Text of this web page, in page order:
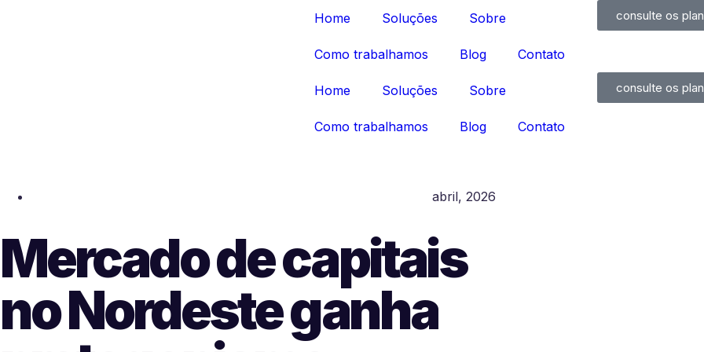
Home Soluções Sobre
Como trabalhamos Blog Contato
consulte os
Home Soluções Sobre
Como trabalhamos Blog Contato
consulte os
abril, 2026
Mercado de capitais
no Nordeste ganha